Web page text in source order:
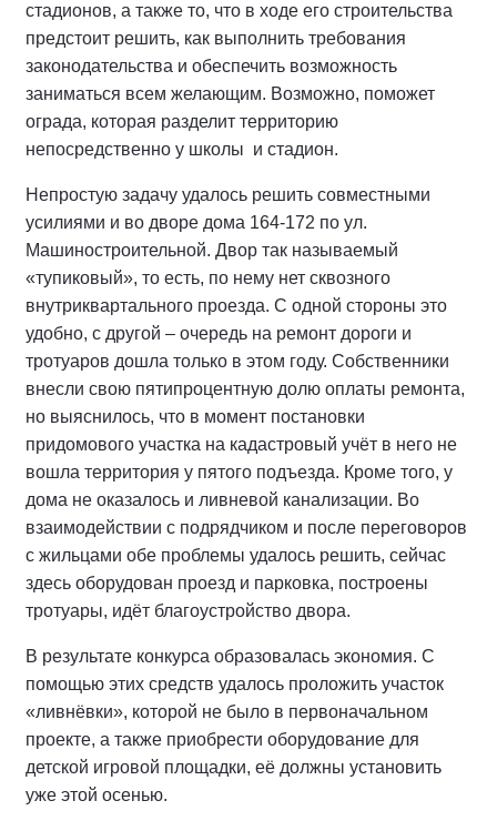
стадионов, а также то, что в ходе его строительства
предстоит решить, как выполнить требования
законодательства и обеспечить возможность
заниматься всем желающим. Возможно, поможет
ограда, которая разделит территорию
непосредственно у школы и стадион.
Непростую задачу удалось решить совместными
усилиями и во дворе дома 164-172 по ул.
Машиностроительной. Двор так называемый
«тупиковый», то есть, по нему нет сквозного
внутриквартального проезда. С одной стороны это
удобно, с другой – очередь на ремонт дороги и
тротуаров дошла только в этом году. Собственники
внесли свою пятипроцентную долю оплаты ремонта,
но выяснилось, что в момент постановки
придомового участка на кадастровый учёт в него не
вошла территория у пятого подъезда. Кроме того, у
дома не оказалось и ливневой канализации. Во
взаимодействии с подрядчиком и после переговоров
с жильцами обе проблемы удалось решить, сейчас
здесь оборудован проезд и парковка, построены
тротуары, идёт благоустройство двора.
В результате конкурса образовалась экономия. С
помощью этих средств удалось проложить участок
«ливнёвки», которой не было в первоначальном
проекте, а также приобрести оборудование для
детской игровой площадки, её должны установить
уже этой осенью.